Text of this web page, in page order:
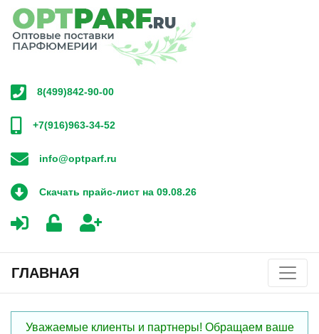
8(499)842-90-00
+7(916)963-34-52
info@optparf.ru
Скачать прайс-лист на 09.08.26
ГЛАВНАЯ
Уважаемые клиенты и партнеры! Обращаем ваше